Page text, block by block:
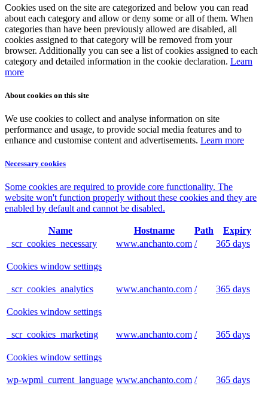
Cookies used on the site are categorized and below you can read
about each category and allow or deny some or all of them. When
categories than have been previously allowed are disabled, all
cookies assigned to that category will be removed from your
browser. Additionally you can see a list of cookies assigned to each
category and detailed information in the cookie declaration. Learn
more
About cookies on this site
We use cookies to collect and analyse information on site
performance and usage, to provide social media features and to
enhance and customise content and advertisements. Learn more
Necessary cookies
Some cookies are required to provide core functionality. The
website won't function properly without these cookies and they are
enabled by default and cannot be disabled.
Name Hostname Path
Expiry
_scr_cookies_necessary
www.anchanto.com / 365 days
Cookies window settings
_scr_cookies_analytics www.anchanto.com / 365 days
Cookies window settings
_scr_cookies_marketing www.anchanto.com / 365 days
Cookies window settings
wp-wpml_current_language www.anchanto.com / 365 days